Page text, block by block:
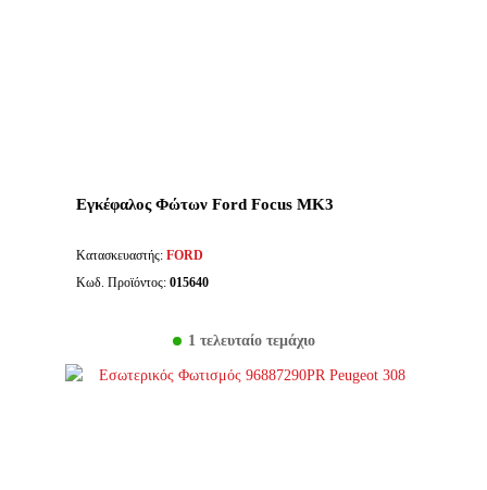
Εγκέφαλος Φώτων Ford Focus MK3
Κατασκευαστής: FORD
Κωδ. Προϊόντος: 015640
1 τελευταίο τεμάχιο